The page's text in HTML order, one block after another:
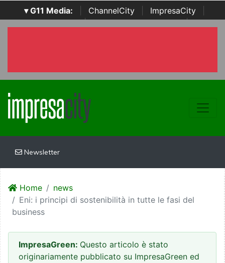
▾ G11 Media: ChannelCity ImpresaCity
SecurityOpenLab | Italian Channel Awards | Italian
Newsletter
Home
news
Eni: i principi di sostenibilità in tutte le fasi del
business
ImpresaGreen: Questo articolo è stato
originariamente pubblicato su ImpresaGreen ed